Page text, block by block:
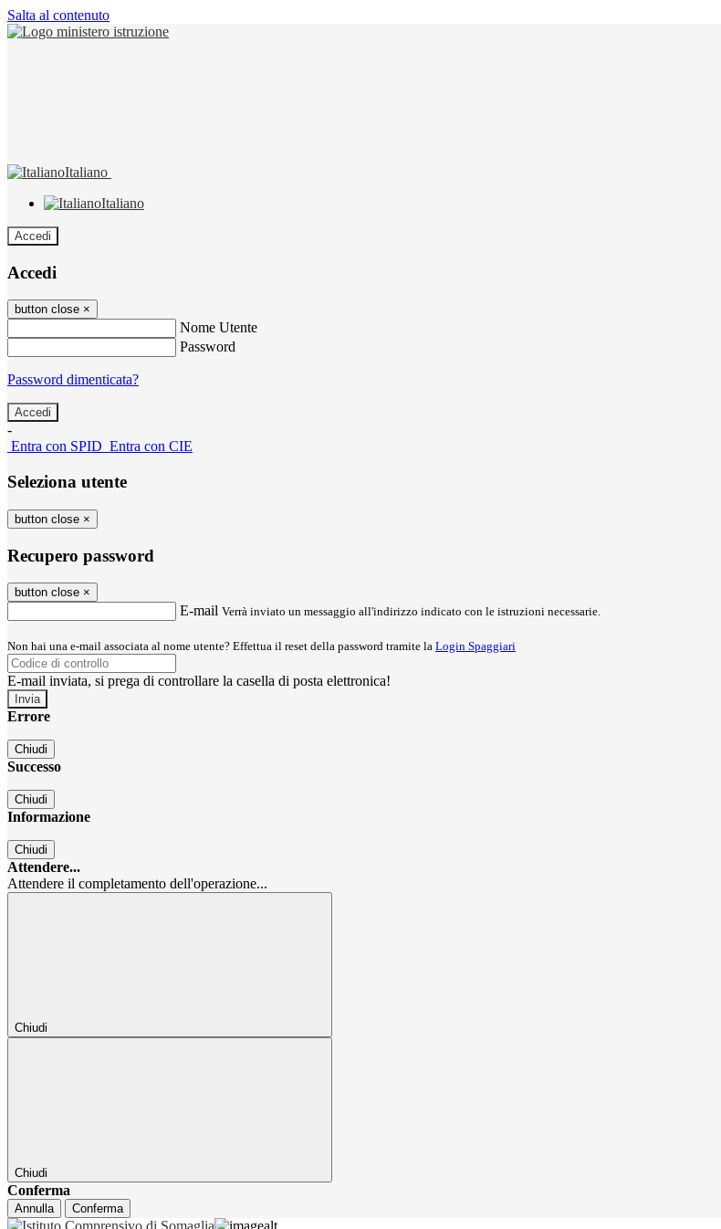
Salta al contenuto
Italiano
Italiano
Accedi
Accedi
button close ×
Nome Utente
Password
Password dimenticata?
-
Entra con SPID Entra con CIE
Seleziona utente
button close ×
Recupero password
button close ×
E-mail Verrà inviato un messaggio all'indirizzo indicato con le istruzioni necessarie.
Non hai una e-mail associata al nome utente? Effettua il reset della password tramite la Login Spaggiari
E-mail inviata, si prega di controllare la casella di posta elettronica!
Errore
Chiudi
Successo
Chiudi
Informazione
Chiudi
Attendere...
Attendere il completamento dell'operazione...
Chiudi
Chiudi
Conferma
Annulla Conferma